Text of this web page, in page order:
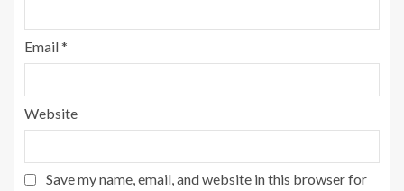
Email*
Website
Save my name, email, and website in this browser for